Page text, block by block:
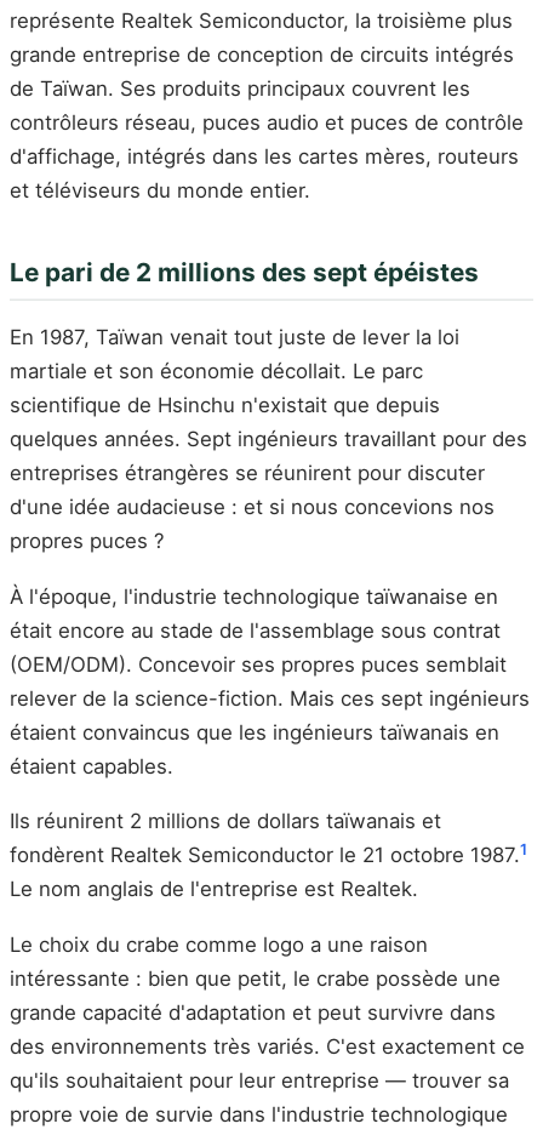
représente Realtek Semiconductor, la troisième plus
grande entreprise de conception de circuits intégrés
de Taïwan. Ses produits principaux couvrent les
contrôleurs réseau, puces audio et puces de contrôle
d'affichage, intégrés dans les cartes mères, routeurs
et téléviseurs du monde entier.
Le pari de 2 millions des sept épéistes
En 1987, Taïwan venait tout juste de lever la loi
martiale et son économie décollait. Le parc
scientifique de Hsinchu n'existait que depuis
quelques années. Sept ingénieurs travaillant pour des
entreprises étrangères se réunirent pour discuter
d'une idée audacieuse : et si nous concevions nos
propres puces ?
À l'époque, l'industrie technologique taïwanaise en
était encore au stade de l'assemblage sous contrat
(OEM/ODM). Concevoir ses propres puces semblait
relever de la science-fiction. Mais ces sept ingénieurs
étaient convaincus que les ingénieurs taïwanais en
étaient capables.
Ils réunirent 2 millions de dollars taïwanais et
fondèrent Realtek Semiconductor le 21 octobre 1987.1
Le nom anglais de l'entreprise est Realtek.
Le choix du crabe comme logo a une raison
intéressante : bien que petit, le crabe possède une
grande capacité d'adaptation et peut survivre dans
des environnements très variés. C'est exactement ce
qu'ils souhaitaient pour leur entreprise — trouver sa
propre voie de survie dans l'industrie technologique